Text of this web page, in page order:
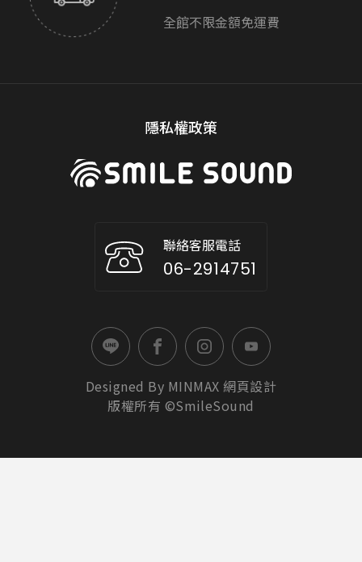
全館不限金額免運費
隱私權政策
聯絡客服電話
06-2914751
Designed By MINMAX 網頁設計
版權所有 ©SmileSound